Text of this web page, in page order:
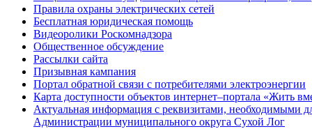
Правила охраны электрических сетей
Бесплатная юридическая помощь
Видеоролики Роскомнадзора
Общественное обсуждение
Рассылки сайта
Призывная кампания
Портал обратной связи с потребителями электроэнергии
Карта доступности объектов интернет–портала «Жить
Актуальная информация с реквизитами, необходимыми
Администрации муниципального округа Сухой Лог